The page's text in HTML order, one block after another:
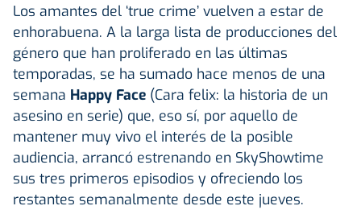
Los amantes del ‘true crime’ vuelven a estar de
enhorabuena. A la larga lista de producciones del
género que han proliferado en las últimas
temporadas, se ha sumado hace menos de una
semana Happy Face (Cara felix: la historia de un
asesino en serie) que, eso sí, por aquello de
mantener muy vivo el interés de la posible
audiencia, arrancó estrenando en SkyShowtime
sus tres primeros episodios y ofreciendo los
restantes semanalmente desde este jueves.